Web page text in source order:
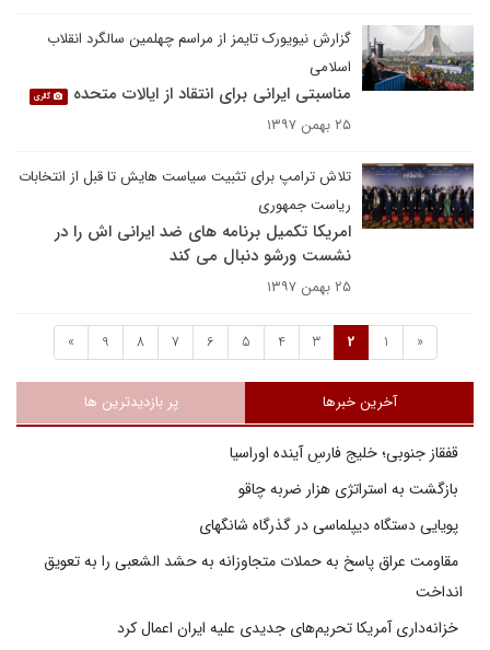
گزارش نیویورک تایمز از مراسم چهلمین سالگرد انقلاب
اسلامی
مناسبتی ایرانی برای انتقاد از ایالات متحده گالری
۲۵ بهمن ۱۳۹۷
تلاش ترامپ برای تثبیت سیاست هایش تا قبل از انتخابات
ریاست جمهوری
امریکا تکمیل برنامه های ضد ایرانی اش را در
نشست ورشو دنبال می کند
۲۵ بهمن ۱۳۹۷
«
1
2
3
4
5
6
7
8
9
»
آخرین خبرها پر بازدیدترین ها
قفقاز جنوبی؛ خلیج فارسِ آینده اوراسیا
بازگشت به استراتژی هزار ضربه چاقو
پویایی دستگاه دیپلماسی در گذرگاه شانگهای
مقاومت عراق پاسخ به حملات متجاوزانه به حشد الشعبی را به تعویق
انداخت
خزانه‌داری آمریکا تحریم‌های جدیدی علیه ایران اعمال کرد